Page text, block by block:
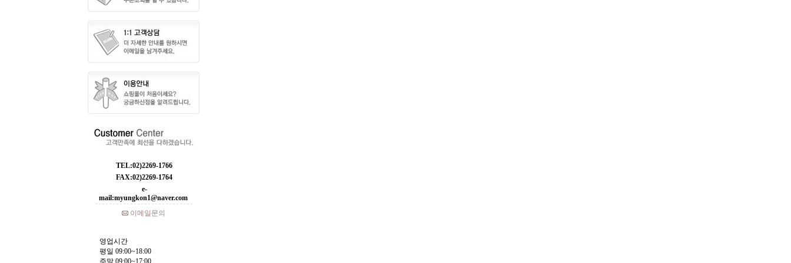
TEL:02)2269-1766
FAX:02)2269-1764
e-
mail:myungkon1@naver.com
이메일문의
영업시간
평일 09:00~18:00
주말 09:00~17:00